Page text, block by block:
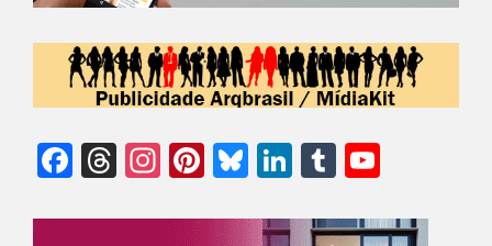
Facebook
Threads
Instagram
Pinterest
Bluesky
LinkedIn
Tumblr